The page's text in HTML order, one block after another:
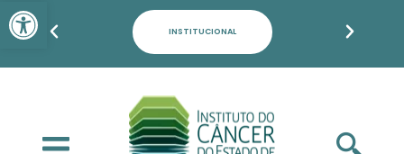
Barra de Ferramentas
PACIENTES, FAMILIARES E POPULAÇÃO